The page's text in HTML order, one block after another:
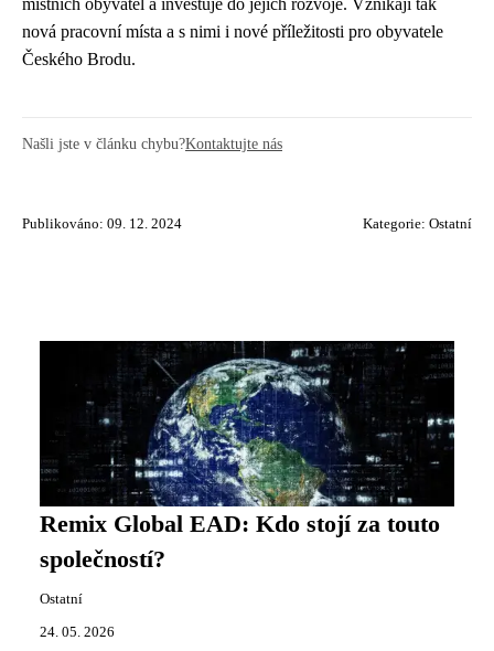
místních obyvatel a investuje do jejich rozvoje. Vznikají tak
nová pracovní místa a s nimi i nové příležitosti pro obyvatele
Českého Brodu.
Našli jste v článku chybu?Kontaktujte nás
Publikováno: 09. 12. 2024 Kategorie: Ostatní
Remix Global EAD: Kdo stojí za touto
společností?
Ostatní
24. 05. 2026